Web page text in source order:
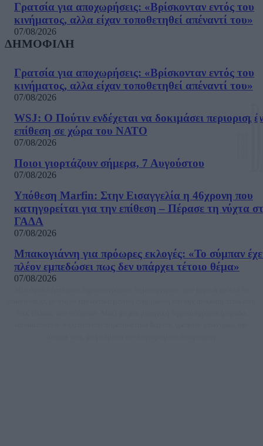
Γρατσία για αποχωρήσεις: «Bρίσκονταν εντός του
κινήματος, αλλα είχαν τοποθετηθεί απέναντί του»
07/08/2026
ΔΗΜΟΦΙΛΗ
Γρατσία για αποχωρήσεις: «Bρίσκονταν εντός του
κινήματος, αλλα είχαν τοποθετηθεί απέναντί του»
07/08/2026
WSJ: Ο Πούτιν ενδέχεται να δοκιμάσει
επίθεση σε χώρα του ΝΑΤΟ
07/08/2026
Ποιοι γιορτάζουν σήμερα, 7 Αυγούστου
07/08/2026
Υπόθεση Marfin: Στην Εισαγγελία η 46χρονη που
κατηγορείται για την επίθεση – Πέρασε τη νύχτα
ΓΑΔΑ
07/08/2026
Μπακογιάννη για πρόωρες εκλογές: «Το σύμπαν
πλέον εμπεδώσει πως δεν υπάρχει τέτοιο θέμα»
07/08/2026